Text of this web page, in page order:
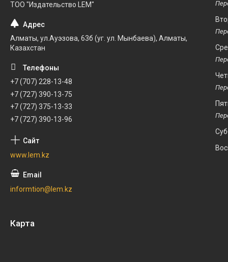
ТОО "Издательство LEM"
Алматы, ул.Ауэзова, 63б (уг. ул. Мынбаева), Алматы,
Казахстан
+7 (707) 228-13-48
+7 (727) 390-13-75
+7 (727) 375-13-33
+7 (727) 390-13-96
www.lem.kz
informtion@lem.kz
Карта